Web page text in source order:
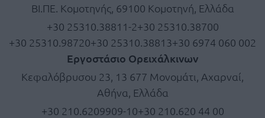
ΒΙ.ΠΕ. Κομοτηνής, 69100 Κομοτηνή, Ελλάδα
+30 25310.38811-2+30 25310.38700
+30 25310.98720+30 25310.38813+30 6974 060 002
Εργοστάσιο Ορειχάλκινων
Κεφαλόβρυσου 23, 13 677 Μονομάτι, Αχαρναί,
Αθήνα, Ελλάδα
+30 210.6209909-10+30 210.620 44 00